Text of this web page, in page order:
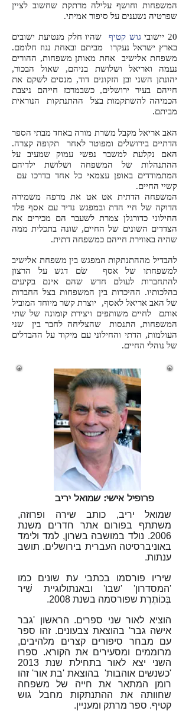
המשפחות וחושף עלילה מרתקת שחשוב לציין
שפרטיה נשענים על סיפור אמיתי.
20 יישובי גוש קטיף שהיו חלק מנטיעת ישובים
בארץ ישראל נעקרו מביתם ובאחת נגוז חלומם.
משפחת אלישיב אחת מאותן משפחות, ההורים
נעמה ואריאל ושלושת בניהם, שאול הבכור,
יהונתן השני ובן הזקונים דוד, מנסים לשקם את
חייהם בעיר ירושלים, כשבמרכז חייהם ניצבת
הכמיהה להשתקמות בצל ההתנתקות הנוראית
מביתם.
האב אריאל מקבל משרת מורה באחד מבתי הספר
הדתיים בירושלים ומפוטר לאחר תקופה קצרה.
האם נקלעת למשבר נפשי עמוק שמעיב על
ההתנהלות של המשפחה ושלושת ילדיהם
המתמודדים באופן עצמאי כל אחד בדרכו עם
קשיי החיים.
המשפחה הדתית אט אט את מרפה משמירה
הדוקה של חיי הדת ובמפגש נדיר עם אסף פלד
החילוני כדורגלן צמרת לשעבר הם מכירים את
הצדדים השונים של החיים, שונה בתכלית ממה
שהיה באווירת חייהם כמשפחה דתית.
להבדיל מההתנתקות המפגש בין משפחת אלישיב
למשפחתו של אסף שׂם דגש על הרצון
להתחברות לעולם חדש שהם אינם בקיעים
בהלכותיו. ההיכרות בין המשפחות בצל החברות
של האב אריאל לאסף, יוצרת קשר מיוחד המוביל
אותם לחיים משותפים ויצירת קומונה של שתי
המשפחות, התנסות שהצליחה לחבר בין שני
העולמות, הדתי והחילוני עם מיקוד על ההבדלים
של נוהלי החיים.
פרופיל אישי: שמואל יריב
שמואל יריב, כותב שירה ופרוזה,
משתתף בפורום אתר חדרים משנת
2006. נולד במושבה בשרון, למד ולימד
באוניברסיטה העברית בירושלים. תושב
ענתות.
שיריו פורסמו בכתבי עת שונים כמו
'המסדרון' 'שבו' ובאנתולוגיית שִׁיר
בְּכוֹתֶרֶת שפורסמה בשנת 2008.
הוציא לאור שני ספרים. הראשון 'גבר
אישה גבר' בהוצאת צבעונים. זהו ספר
עם מבחר סיפורים קצרים מלהיבים,
מרוממים ומסעירים את הקורא. ספרו
השני יצא לאור בתחילת שנת 2013
'כשנשים אוהבות' בהוצאת 'בת אור' זהו
רומן המתאר את חייה של משפחה
שחוותה את ההתנתקות מחבל גוש
קטיף. ספר מרתק ומעניין.